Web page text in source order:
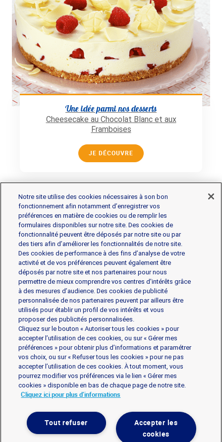
Une idée parmi nos desserts
Cheesecake au Chocolat Blanc et aux
Framboises
JE DÉCOUVRE
Les produits
Gorgonzola Mascarpone
Mozzarella
Parmesan et Pâtes dures
Ricotta
L’assortiment professionale
Mentions légales
Politique de données personnelles
Politique de Gestion des cookies
Contact
Mes consentements cookies
Galbani
surFacebook
Galbani
surYoutube
Galbani
surInstagram
Contact
Notre site utilise des cookies nécessaires à son bon
fonctionnement afin notamment d’enregistrer vos
préférences en matière de cookies ou de remplir les
formulaires disponibles sur notre site. Des cookies de
fonctionnalité peuvent être déposés par notre site ou par
des tiers afin d’améliorer les fonctionnalités de notre site.
Des cookies de performance à des fins d’analyse de votre
activité et de vos préférences peuvent également être
déposés par notre site et nos partenaires pour nous
permettre de mieux comprendre vos centres d'intérêts grâce
à des mesures d’audience. Des cookies de publicité
personnalisée de nos partenaires peuvent par ailleurs être
utilisés pour établir un profil de vos intérêts et vous
proposer des publicités personnalisées.
Cliquez sur le bouton « Autoriser tous les cookies » pour
accepter l’utilisation de ces cookies, ou sur « Gérer mes
préférences » pour obtenir plus d’informations et paramétrer
vos choix, ou sur « Refuser tous les cookies » pour ne pas
accepter l’utilisation de ces cookies. À tout moment, vous
pourrez modifier vos préférences via le lien « Gérer mes
cookies » disponible en bas de chaque page de notre site.
Cliquez ici pour plus d’informations
Accepter les
cookies
Tout refuser